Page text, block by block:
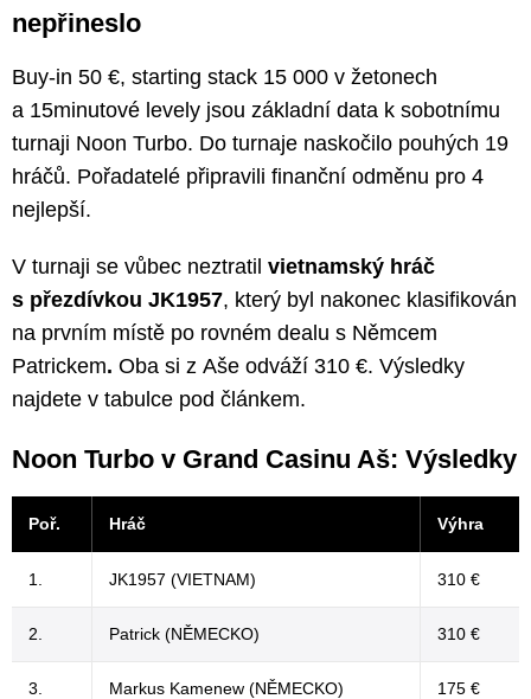
nepřineslo
Buy-in 50 €, starting stack 15 000 v žetonech
a 15minutové levely jsou základní data k sobotnímu
turnaji Noon Turbo. Do turnaje naskočilo pouhých 19
hráčů. Pořadatelé připravili finanční odměnu pro 4
nejlepší.
V turnaji se vůbec neztratil vietnamský hráč
s přezdívkou JK1957, který byl nakonec klasifikován
na prvním místě po rovném dealu s Němcem
Patrickem. Oba si z Aše odváží 310 €. Výsledky
najdete v tabulce pod článkem.
Noon Turbo v Grand Casinu Aš: Výsledky
Poř. Hráč Výhra
1. JK1957 (VIETNAM) 310 €
2. Patrick (NĚMECKO) 310 €
3. Markus Kamenew (NĚMECKO) 175 €